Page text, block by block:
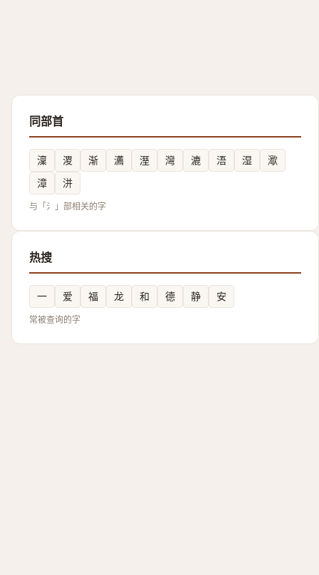
同部首
澟 溭 渐 瀳 溼 灣 漉 浯 湿
㵣
漳
洴
与「氵」部相关的字
热搜
一 爱 福 龙 和 德 静 安
常被查询的字